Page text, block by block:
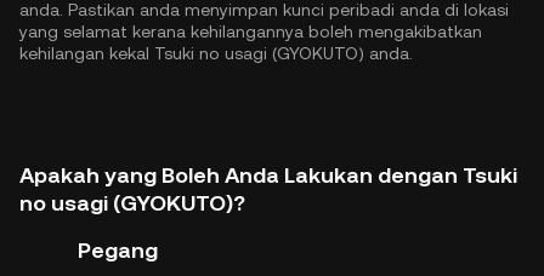
anda. Pastikan anda menyimpan kunci peribadi anda di lokasi
yang selamat kerana kehilangannya boleh mengakibatkan
kehilangan kekal Tsuki no usagi (GYOKUTO) anda.
Apakah yang Boleh Anda Lakukan dengan Tsuki
no usagi (GYOKUTO)?
Pegang